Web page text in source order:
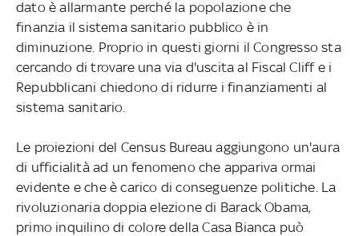
dato è allarmante perché la popolazione che
finanzia il sistema sanitario pubblico è in
diminuzione. Proprio in questi giorni il Congresso sta
cercando di trovare una via d'uscita al Fiscal Cliff e i
Repubblicani chiedono di ridurre i finanziamenti al
sistema sanitario.
Le proiezioni del Census Bureau aggiungono un'aura
di ufficialità ad un fenomeno che appariva ormai
evidente e che è carico di conseguenze politiche. La
rivoluzionaria doppia elezione di Barack Obama,
primo inquilino di colore della Casa Bianca può